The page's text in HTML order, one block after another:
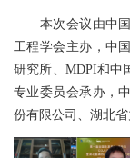
本次会议由中国
工程学会主办，中
研究所、MDPI和中
专业委员会承办，
份有限公司、湖北省